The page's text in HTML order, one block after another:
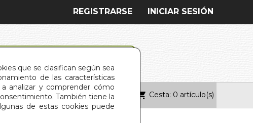
que se clasifican según sea
de las características
analizar y comprender cómo
También tiene la
de estas cookies puede
INICIAR SESIÓN
REGISTRARSE
CONTACTO Cesta: 0 artículo(s)